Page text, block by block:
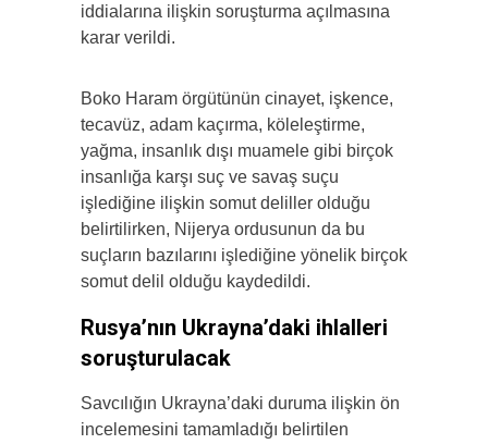
iddialarına ilişkin soruşturma açılmasına
karar verildi.
Boko Haram örgütünün cinayet, işkence,
tecavüz, adam kaçırma, köleleştirme,
yağma, insanlık dışı muamele gibi birçok
insanlığa karşı suç ve savaş suçu
işlediğine ilişkin somut deliller olduğu
belirtilirken, Nijerya ordusunun da bu
suçların bazılarını işlediğine yönelik birçok
somut delil olduğu kaydedildi.
Rusya’nın Ukrayna’daki ihlalleri
soruşturulacak
Savcılığın Ukrayna’daki duruma ilişkin ön
incelemesini tamamladığı belirtilen